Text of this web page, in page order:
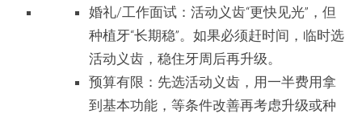
婚礼/工作面试：活动义齿“更快见光”，但
种植牙“长期稳”。如果必须赶时间，临时选
活动义齿，稳住牙周后再升级。
预算有限：先选活动义齿，用一半费用拿
到基本功能，等条件改善再考虑升级或种